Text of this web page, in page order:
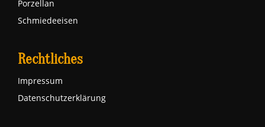
Porzellan
Schmiedeeisen
Rechtliches
Impressum
Datenschutzerklärung